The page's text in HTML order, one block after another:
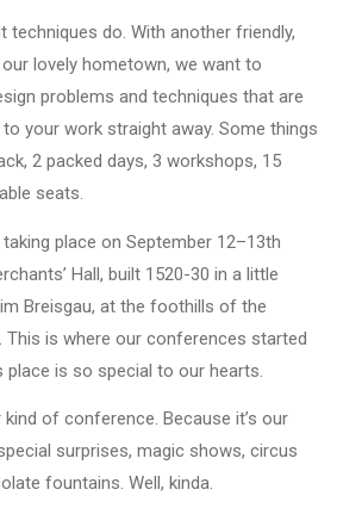
techniques do. With another friendly,
lovely hometown, we want to
problems and techniques that are
your work straight away. Some things
2 packed days, 3 workshops, 15
seats.
place on September 12–13th
Hall, built 1520-30 in a little
Breisgau, at the foothills of the
This is where our conferences started
is so special to our hearts.
of conference. Because it’s our
surprises, magic shows, circus
fountains. Well, kinda.